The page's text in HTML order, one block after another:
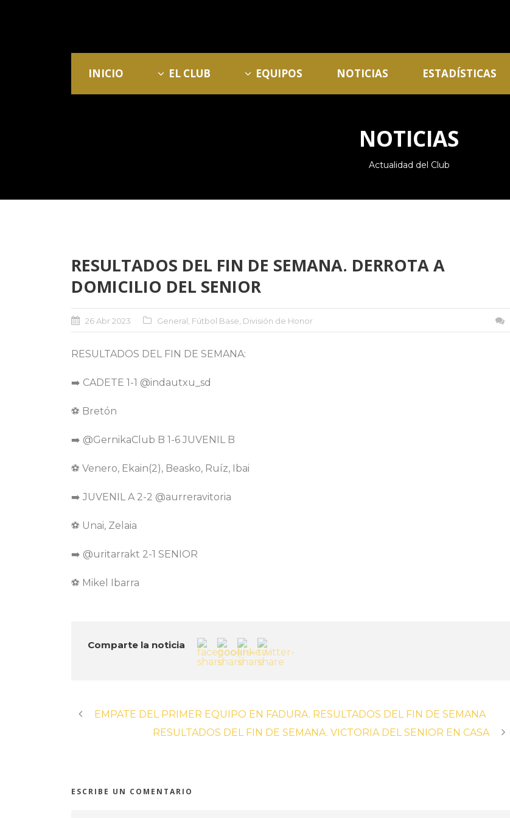
INICIO EL CLUB EQUIPOS NOTICIAS ESTADÍSTICAS
NOTICIAS
Actualidad del Club
RESULTADOS DEL FIN DE SEMANA. DERROTA A
DOMICILIO DEL SENIOR
26 Abr 2023 General Fútbol Base División de Honor
RESULTADOS DEL FIN DE SEMANA:
➡️ CADETE 1-1 @indautxu_sd
⚽️ Bretón
➡️ @GernikaClub B 1-6 JUVENIL B
⚽️ Venero, Ekain(2), Beasko, Ruíz, Ibai
➡️ JUVENIL A 2-2 @aurreravitoria
⚽️ Unai, Zelaia
➡️ @uritarrakt 2-1 SENIOR
⚽️ Mikel Ibarra
Comparte la noticia
EMPATE DEL PRIMER EQUIPO EN FADURA. RESULTADOS DEL FIN DE SEMANA
RESULTADOS DEL FIN DE SEMANA. VICTORIA DEL SENIOR EN CASA
ESCRIBE UN COMENTARIO